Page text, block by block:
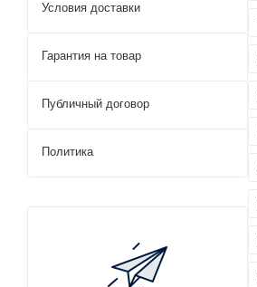
Условия доставки
Гарантия на товар
Публичный договор
Политика